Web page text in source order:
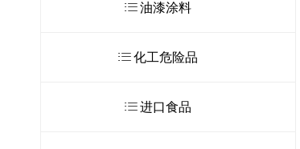
ꂇ油漆涂料
ꂇ化工危险品
ꂇ进口食品